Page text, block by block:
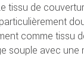
tissu de
comme tissu
souple avec une